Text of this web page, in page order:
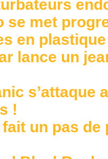
se met
en
lance un
s’attaque
!
fait un pas de